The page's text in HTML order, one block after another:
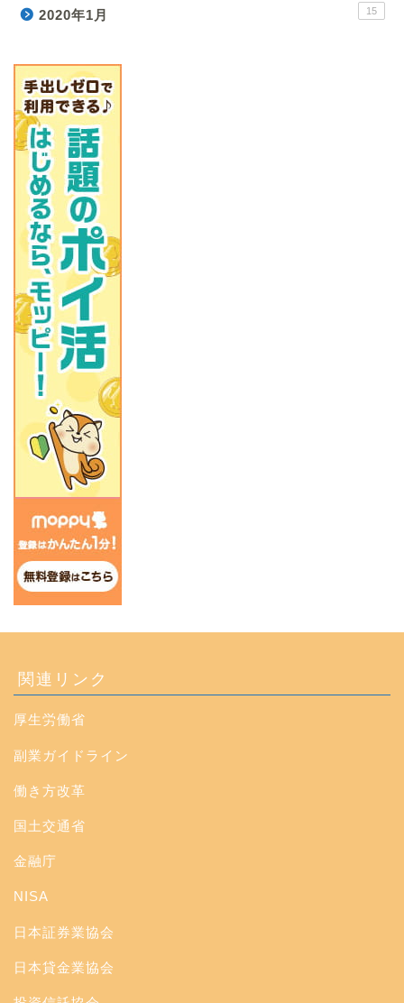
2020年1月 15
関連リンク
厚生労働省
副業ガイドライン
働き方改革
国土交通省
金融庁
NISA
日本証券業協会
日本貸金業協会